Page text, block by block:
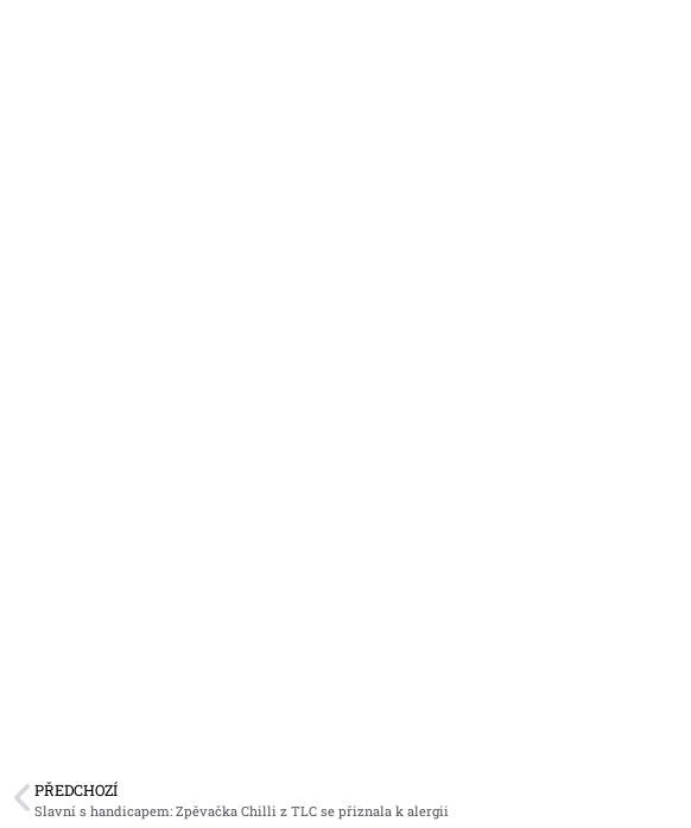
PŘEDCHOZÍ
Slavní s handicapem: Zpěvačka Chilli z TLC se přiznala k alergii